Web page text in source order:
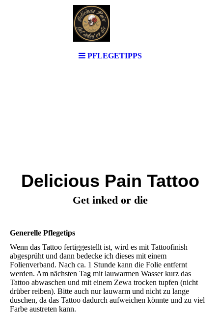
PFLEGETIPPS
Delicious Pain Tattoo
Get inked or die
Generelle Pflegetips
Wenn das Tattoo fertiggestellt ist, wird es mit Tattoofinish
abgesprüht und dann bedecke ich dieses mit einem
Folienverband. Nach ca. 1 Stunde kann die Folie entfernt
werden. Am nächsten Tag mit lauwarmen Wasser kurz das
Tattoo abwaschen und mit einem Zewa trocken tupfen (nicht
drüber reiben). Bitte auch nur lauwarm und nicht zu lange
duschen, da das Tattoo dadurch aufweichen könnte und zu viel
Farbe austreten kann.